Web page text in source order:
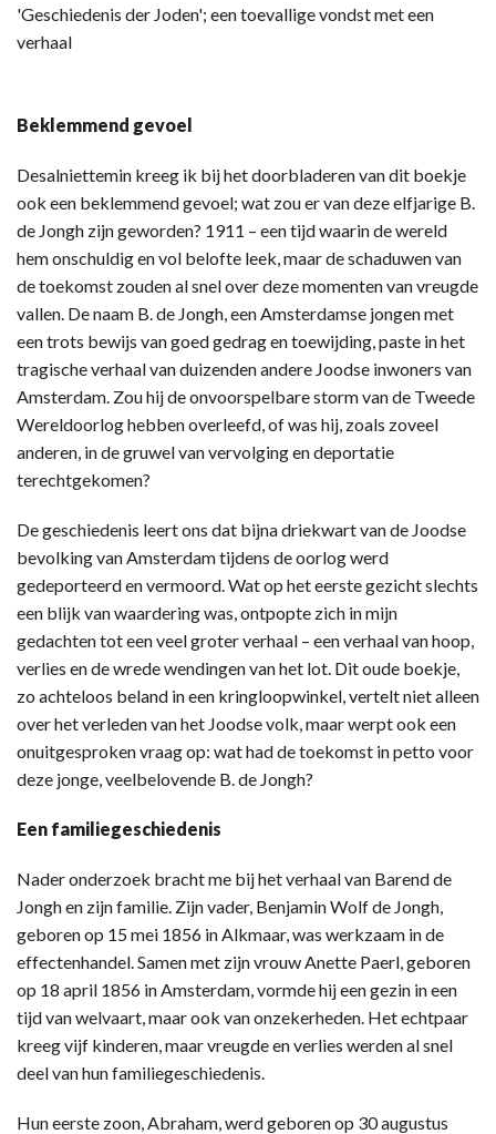
'Geschiedenis der Joden'; een toevallige vondst met een
verhaal
Beklemmend gevoel
Desalniettemin kreeg ik bij het doorbladeren van dit boekje
ook een beklemmend gevoel; wat zou er van deze elfjarige B.
de Jongh zijn geworden? 1911 – een tijd waarin de wereld
hem onschuldig en vol belofte leek, maar de schaduwen van
de toekomst zouden al snel over deze momenten van vreugde
vallen. De naam B. de Jongh, een Amsterdamse jongen met
een trots bewijs van goed gedrag en toewijding, paste in het
tragische verhaal van duizenden andere Joodse inwoners van
Amsterdam. Zou hij de onvoorspelbare storm van de Tweede
Wereldoorlog hebben overleefd, of was hij, zoals zoveel
anderen, in de gruwel van vervolging en deportatie
terechtgekomen?
De geschiedenis leert ons dat bijna driekwart van de Joodse
bevolking van Amsterdam tijdens de oorlog werd
gedeporteerd en vermoord. Wat op het eerste gezicht slechts
een blijk van waardering was, ontpopte zich in mijn
gedachten tot een veel groter verhaal – een verhaal van hoop,
verlies en de wrede wendingen van het lot. Dit oude boekje,
zo achteloos beland in een kringloopwinkel, vertelt niet alleen
over het verleden van het Joodse volk, maar werpt ook een
onuitgesproken vraag op: wat had de toekomst in petto voor
deze jonge, veelbelovende B. de Jongh?
Een familiegeschiedenis
Nader onderzoek bracht me bij het verhaal van Barend de
Jongh en zijn familie. Zijn vader, Benjamin Wolf de Jongh,
geboren op 15 mei 1856 in Alkmaar, was werkzaam in de
effectenhandel. Samen met zijn vrouw Anette Paerl, geboren
op 18 april 1856 in Amsterdam, vormde hij een gezin in een
tijd van welvaart, maar ook van onzekerheden. Het echtpaar
kreeg vijf kinderen, maar vreugde en verlies werden al snel
deel van hun familiegeschiedenis.
Hun eerste zoon, Abraham, werd geboren op 30 augustus